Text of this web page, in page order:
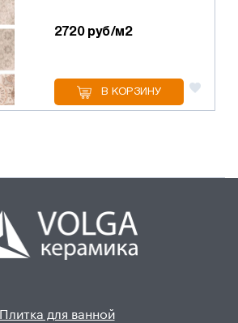
2720 руб/м2
В КОРЗИНУ
Плитка для ванной